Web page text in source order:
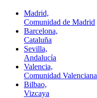
Madrid,
Comunidad de Madrid
Barcelona,
Cataluña
Sevilla,
Andalucía
Valencia,
Comunidad Valenciana
Bilbao,
Vizcaya